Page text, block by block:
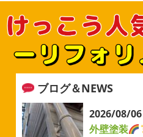
ブログ＆NEWS
2026/08/06
外壁塗装